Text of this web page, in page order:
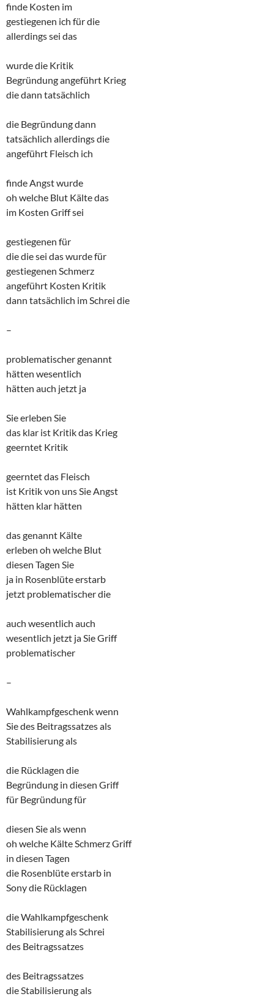
finde Kosten im
gestiegenen ich für die
allerdings sei das
wurde die Kritik
Begründung angeführt Krieg
die dann tatsächlich
die Begründung dann
tatsächlich allerdings die
angeführt Fleisch ich
finde Angst wurde
oh welche Blut Kälte das
im Kosten Griff sei
gestiegenen für
die die sei das wurde für
gestiegenen Schmerz
angeführt Kosten Kritik
dann tatsächlich im Schrei die
–
problematischer genannt
hätten wesentlich
hätten auch jetzt ja
Sie erleben Sie
das klar ist Kritik das Krieg
geerntet Kritik
geerntet das Fleisch
ist Kritik von uns Sie Angst
hätten klar hätten
das genannt Kälte
erleben oh welche Blut
diesen Tagen Sie
ja in Rosenblüte erstarb
jetzt problematischer die
auch wesentlich auch
wesentlich jetzt ja Sie Griff
problematischer
–
Wahlkampfgeschenk wenn
Sie des Beitragssatzes als
Stabilisierung als
die Rücklagen die
Begründung in diesen Griff
für Begründung für
diesen Sie als wenn
oh welche Kälte Schmerz Griff
in diesen Tagen
die Rosenblüte erstarb in
Sony die Rücklagen
die Wahlkampfgeschenk
Stabilisierung als Schrei
des Beitragssatzes
des Beitragssatzes
die Stabilisierung als